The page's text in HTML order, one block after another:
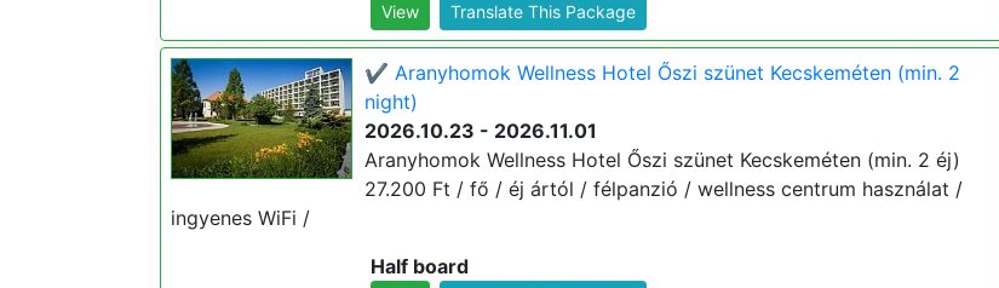
View Translate This Package
✔️ Aranyhomok Wellness Hotel Őszi szünet Kecskeméten (min. 2
night)
2026.10.23 - 2026.11.01
Aranyhomok Wellness Hotel Őszi szünet Kecskeméten (min. 2 éj)
27.200 Ft / fő / éj ártól / félpanzió / wellness centrum használat /
ingyenes WiFi /
Half board